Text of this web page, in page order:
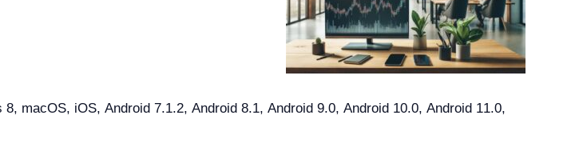
macOS, iOS, Android 7.1.2, Android 8.1, Android 9.0, Android 10.0, Android 11.0,